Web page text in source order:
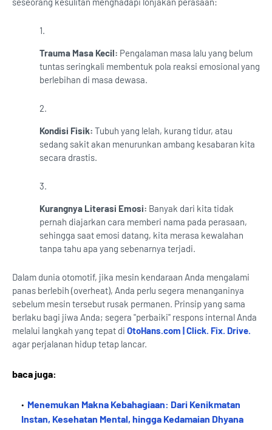
Trauma Masa Kecil: Pengalaman masa lalu yang belum
tuntas seringkali membentuk pola reaksi emosional yang
berlebihan di masa dewasa.
Kondisi Fisik: Tubuh yang lelah, kurang tidur, atau
sedang sakit akan menurunkan ambang kesabaran kita
secara drastis.
Kurangnya Literasi Emosi: Banyak dari kita tidak
pernah diajarkan cara memberi nama pada perasaan,
sehingga saat emosi datang, kita merasa kewalahan
tanpa tahu apa yang sebenarnya terjadi.
Dalam dunia otomotif, jika mesin kendaraan Anda mengalami
panas berlebih (overheat), Anda perlu segera menanganinya
sebelum mesin tersebut rusak permanen. Prinsip yang sama
berlaku bagi jiwa Anda; segera "perbaiki" respons internal Anda
melalui langkah yang tepat di OtoHans.com | Click. Fix. Drive.
agar perjalanan hidup tetap lancar.
baca juga:
Menemukan Makna Kebahagiaan: Dari Kenikmatan
Instan, Kesehatan Mental, hingga Kedamaian Dhyana